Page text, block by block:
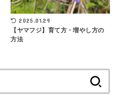
2025.01.29
【ヤマフジ】育て方・増やし方の
方法
索: